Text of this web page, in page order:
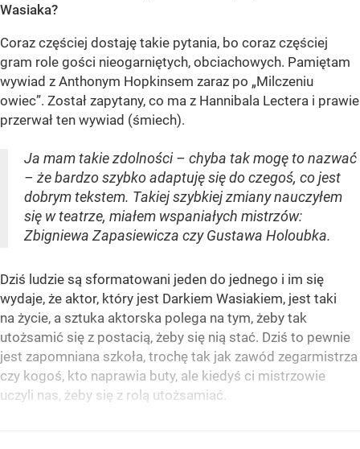
Wasiaka?
Coraz częściej dostaję takie pytania, bo coraz częściej
gram role gości nieogarniętych, obciachowych. Pamiętam
wywiad z Anthonym Hopkinsem zaraz po „Milczeniu
owiec”. Został zapytany, co ma z Hannibala Lectera i prawie
przerwał ten wywiad (śmiech).
Ja mam takie zdolności – chyba tak mogę to nazwać
– że bardzo szybko adaptuję się do czegoś, co jest
dobrym tekstem. Takiej szybkiej zmiany nauczyłem
się w teatrze, miałem wspaniałych mistrzów:
Zbigniewa Zapasiewicza czy Gustawa Holoubka.
Dziś ludzie są sformatowani jeden do jednego i im się
wydaje, że aktor, który jest Darkiem Wasiakiem, jest taki
na życie, a sztuka aktorska polega na tym, żeby tak
utożsamić się z postacią, żeby się nią stać. Dziś to pewnie
jest zapomniana szkoła, trochę tak jak zawód zegarmistrza
czy kogoś, kto naprawia buty, ale kiedyś ci mistrzowie
uczyli nas, żeby się z rolą utożsamiać.